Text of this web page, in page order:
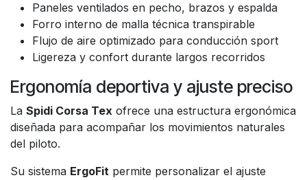
Paneles ventilados en pecho, brazos y espalda
Forro interno de malla técnica transpirable
Flujo de aire optimizado para conducción sport
Ligereza y confort durante largos recorridos
Ergonomía deportiva y ajuste preciso
La Spidi Corsa Tex ofrece una estructura ergonómica
diseñada para acompañar los movimientos naturales
del piloto.
Su sistema ErgoFit permite personalizar el ajuste